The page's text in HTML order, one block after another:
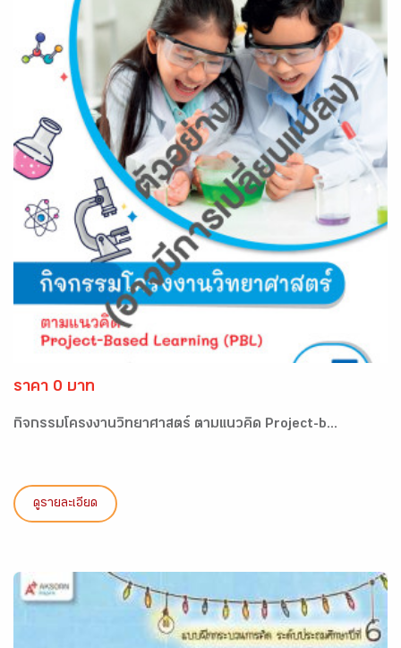
ราคา 0 บาท
กิจกรรมโครงงานวิทยาศาสตร์ ตามแนวคิด Project-b...
ดูรายละเอียด